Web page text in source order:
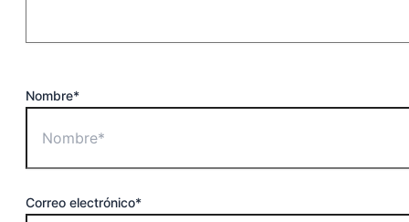
Nombre*
Correo electrónico*